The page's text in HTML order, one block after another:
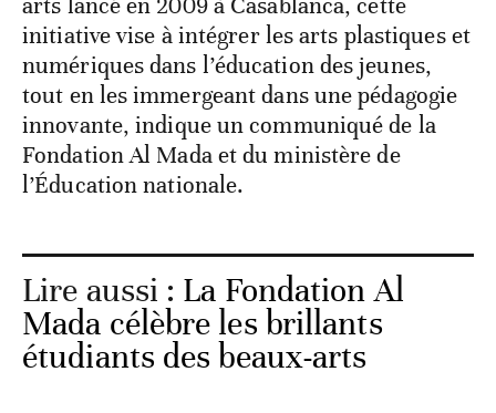
arts lancé en 2009 à Casablanca, cette
initiative vise à intégrer les arts plastiques et
numériques dans l’éducation des jeunes,
tout en les immergeant dans une pédagogie
innovante, indique un communiqué de la
Fondation Al Mada et du ministère de
l’Éducation nationale.
Lire aussi : La Fondation Al
Mada célèbre les brillants
étudiants des beaux-arts